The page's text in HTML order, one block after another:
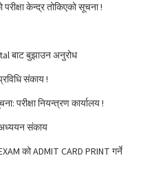
केन्द्र तोकिएको सूचना !
बाट बुझाउन अनुरोध
संकाय !
परीक्षा नियन्त्रण कार्यालय !
अध्ययन संकाय
को ADMIT CARD PRINT गर्ने